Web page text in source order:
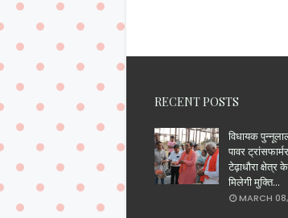
RECENT POSTS
विधायक
पावर
टेढ़ाधौरा क्षेत्र
मिलेगी मुक्ति...
MARCH